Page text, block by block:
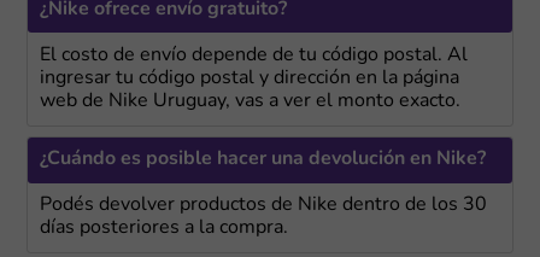
¿Nike ofrece envío gratuito?
El costo de envío depende de tu código postal. Al
ingresar tu código postal y dirección en la página
web de Nike Uruguay, vas a ver el monto exacto.
¿Cuándo es posible hacer una devolución en Nike?
Podés devolver productos de Nike dentro de los 30
días posteriores a la compra.